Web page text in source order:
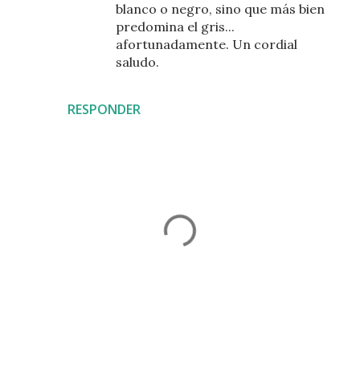
RESPONDER
blanco o negro, sino que más bien
predomina el gris...
afortunadamente. Un cordial
saludo.